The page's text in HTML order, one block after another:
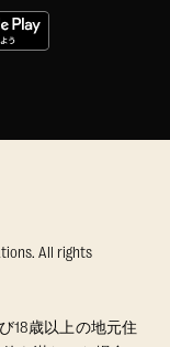
All rights
18歳以上の地元住